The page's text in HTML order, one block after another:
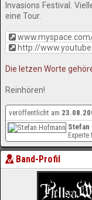
Invasions Festival.
eine Tour.
http://
Die letzen Worte
Reinhören!
veröffentlicht am
Stefan
Band-Profil